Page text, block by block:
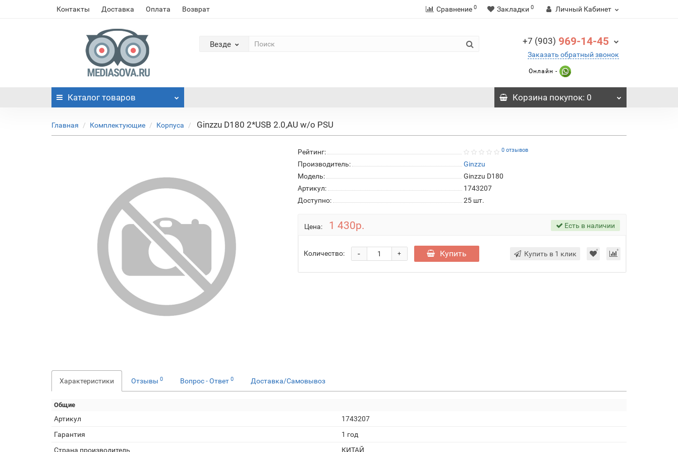
Контакты Доставка Оплата Возврат Сравнение 0 Закладки 0 Личный Кабинет
Везде +7 (903) 969-14-45
Заказать обратный звонок
Онлайн -
Каталог товаров Корзинапокупок: 0
Главная Комплектующие Корпуса Ginzzu D180 2*USB 2.0,AU w/o PSU
Рейтинг: 0 отзывов
Производитель:
Ginzzu
Модель:
Ginzzu D180
Артикул:
1743207
Доступно:
25шт.
Цена: 1 430р. Есть в наличии
Количество: +
- Купить Купить в 1 клик
Характеристики Отзывы 0 Вопрос - Ответ 0 Доставка/Самовывоз
Общие
Артикул
1743207
Гарантия
1 год
Страна производитель
КИТАЙ